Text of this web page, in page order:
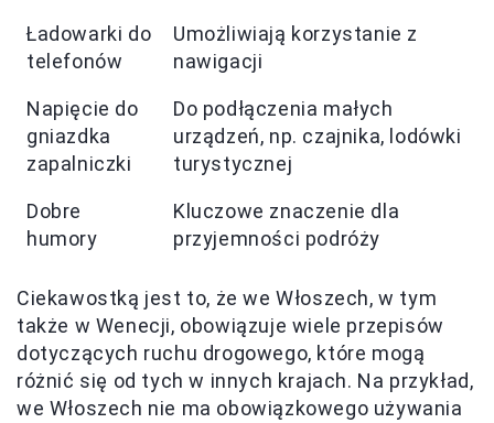
Ładowarki do
telefonów
Umożliwiają korzystanie z
nawigacji
Napięcie do
gniazdka
zapalniczki
Do podłączenia małych
urządzeń, np. czajnika, lodówki
turystycznej
Dobre
humory
Kluczowe znaczenie dla
przyjemności podróży
Ciekawostką jest to, że we Włoszech, w tym
także w Wenecji, obowiązuje wiele przepisów
dotyczących ruchu drogowego, które mogą
różnić się od tych w innych krajach. Na przykład,
we Włoszech nie ma obowiązkowego używania